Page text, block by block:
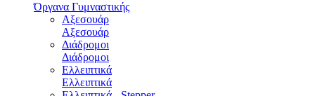
Όργανα Γυμναστικής
Αξεσουάρ
Αξεσουάρ
Διάδρομοι
Διάδρομοι
Ελλειπτικά
Ελλειπτικά